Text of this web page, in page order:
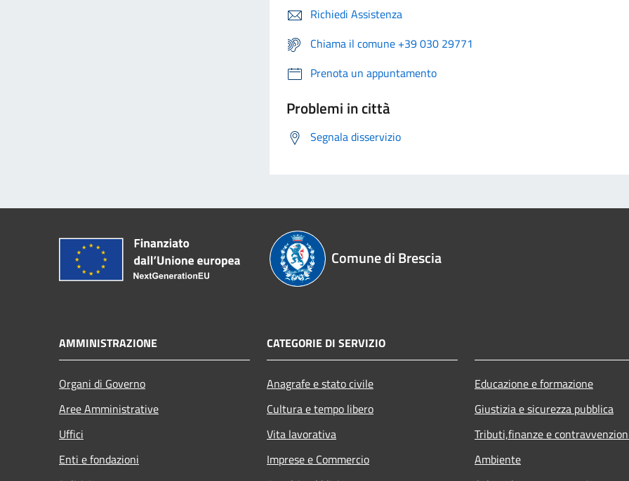
Richiedi Assistenza
Chiama il comune +39 030 29771
Prenota un appuntamento
Problemi in città
Segnala disservizio
Comune di Brescia
AMMINISTRAZIONE
Organi di Governo
Aree Amministrative
Uffici
Enti e fondazioni
CATEGORIE DI SERVIZIO
Anagrafe e stato civile
Cultura e tempo libero
Vita lavorativa
Imprese e Commercio
Educazione e formazione
Giustizia e sicurezza pubblica
Tributi,finanze e
Ambiente